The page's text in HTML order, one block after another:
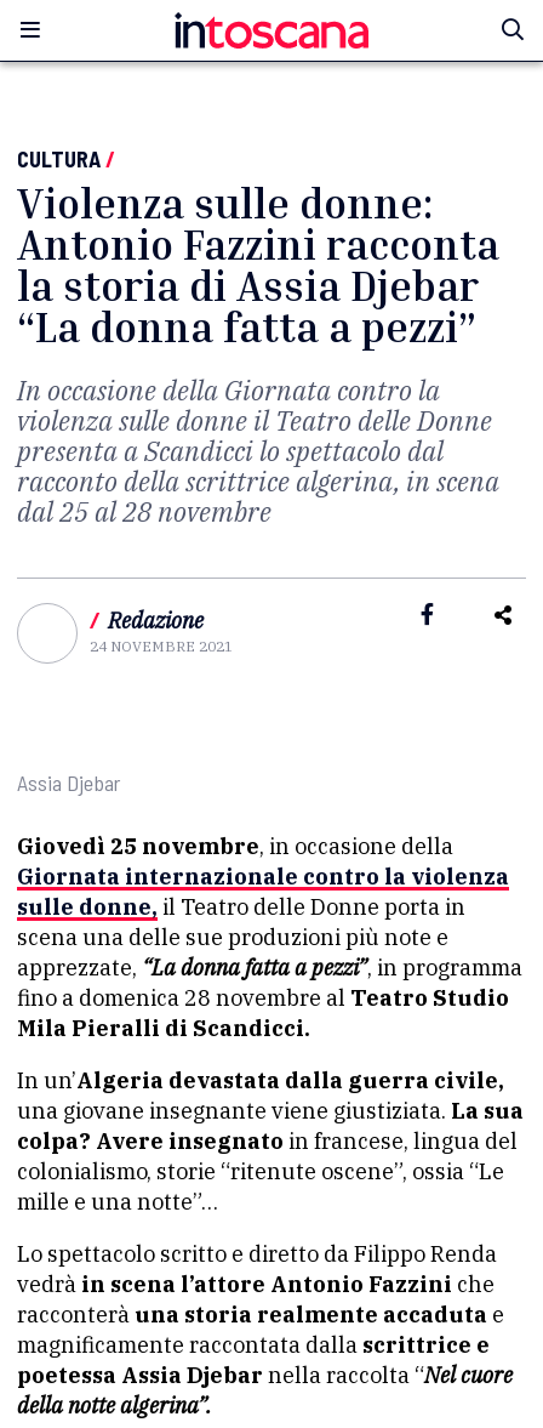
CULTURA/
Violenza sulle donne:
Antonio Fazzini racconta
la storia di Assia Djebar
“La donna fatta a pezzi”
In occasione della Giornata contro la
violenza sulle donne il Teatro delle Donne
presenta a Scandicci lo spettacolo dal
racconto della scrittrice algerina, in scena
dal 25 al 28 novembre
/ Redazione
24 NOVEMBRE 2021
Assia Djebar
Giovedì 25 novembre, in occasione della
Giornata internazionale contro la violenza
sulle donne, il Teatro delle Donne porta in
scena una delle sue produzioni più note e
apprezzate, “La donna fatta a pezzi”, in programma
fino a domenica 28 novembre al Teatro Studio
Mila Pieralli di Scandicci.
In un’Algeria devastata dalla guerra civile,
una giovane insegnante viene giustiziata. La sua
colpa? Avere insegnato in francese, lingua del
colonialismo, storie “ritenute oscene”, ossia “Le
mille e una notte”…
Lo spettacolo scritto e diretto da Filippo Renda
vedrà in scena l’attore Antonio Fazzini che
racconterà una storia realmente accaduta e
magnificamente raccontata dalla scrittrice e
poetessa Assia Djebar nella raccolta “Nel cuore
della notte algerina”.